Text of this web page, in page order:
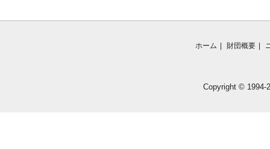
ホーム 財団概要
Copyright © 1994-